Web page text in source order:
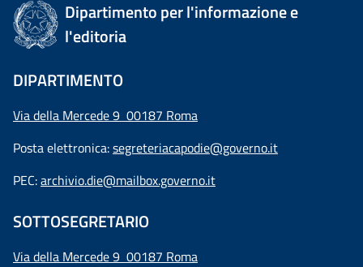
Dipartimento per l'informazione e
l'editoria
DIPARTIMENTO
Via della Mercede 9 00187 Roma
Posta elettronica:segreteriacapodie@governo.it
PEC:archivio.die@mailbox.governo.it
SOTTOSEGRETARIO
Via della Mercede 9 00187 Roma